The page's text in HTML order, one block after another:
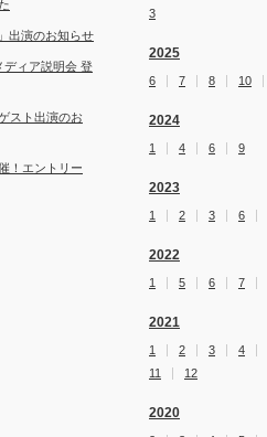
出演のお知らせ
ディア説明会 登
スト出演のお
！エントリー
3
2025
6 7 8 10
2024
1 4 6 9
2023
1 2 3 6
2022
1 5 6 7
2021
1 2 3 4
11
12
2020